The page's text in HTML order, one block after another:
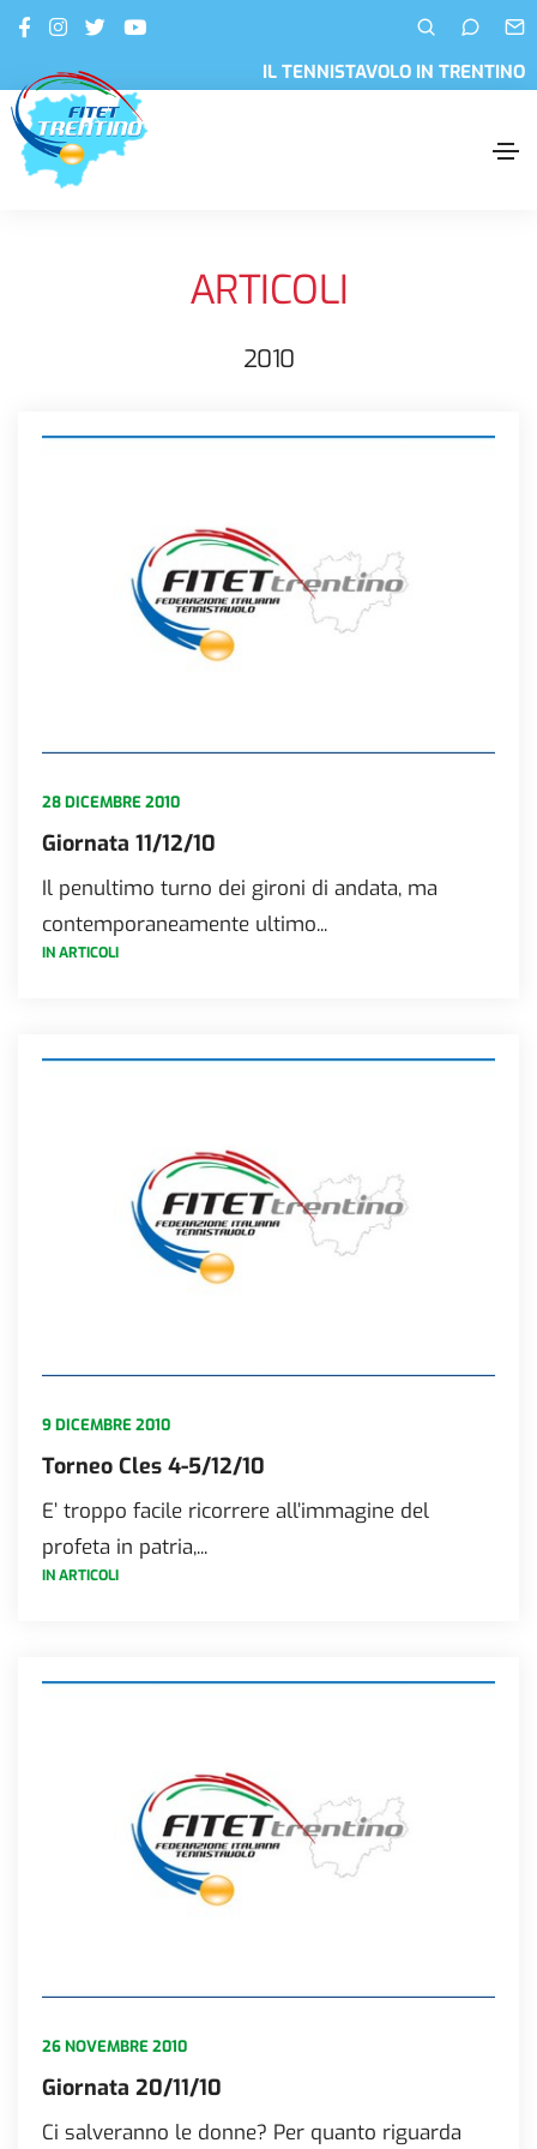
IL TENNISTAVOLO IN TRENTINO
ARTICOLI
2010
28 DICEMBRE 2010
Giornata 11/12/10
Il penultimo turno dei gironi di andata, ma
contemporaneamente ultimo...
IN ARTICOLI
9 DICEMBRE 2010
Torneo Cles 4-5/12/10
E’ troppo facile ricorrere all’immagine del
profeta in patria,...
IN ARTICOLI
26 NOVEMBRE 2010
Giornata 20/11/10
Ci salveranno le donne? Per quanto riguarda